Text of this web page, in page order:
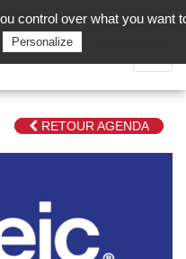
disabled.
la
RETOUR AGENDA
control over what you want
Personalize